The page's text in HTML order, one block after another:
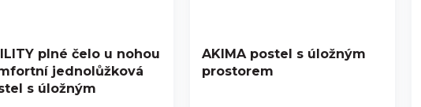
plné čelo u nohou
jednolůžková
s úložným
AKIMA postel s úložným
prostorem